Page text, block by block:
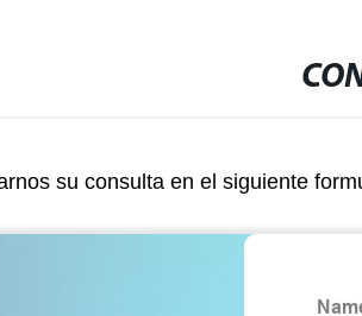
su consulta en el siguiente